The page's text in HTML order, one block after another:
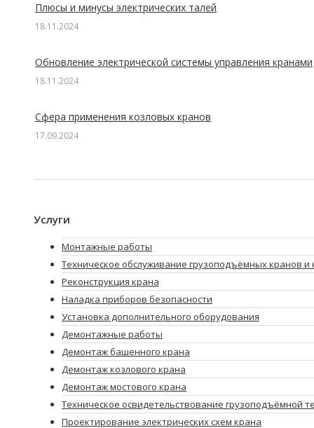
Плюсы и минусы электрических талей
18.11.2024
Обновление электрической системы управления кранами
18.11.2024
Сфера применения козловых кранов
17.09.2024
Услуги
Монтажные работы
Техническое обслуживание грузоподъёмных кранов и
Реконструкция крана
Наладка приборов безопасности
Установка дополнительного оборудования
Демонтажные работы
Демонтаж башенного крана
Демонтаж козлового крана
Демонтаж мостового крана
Техническое освидетельствование грузоподъёмной
Проектирование электрических схем крана